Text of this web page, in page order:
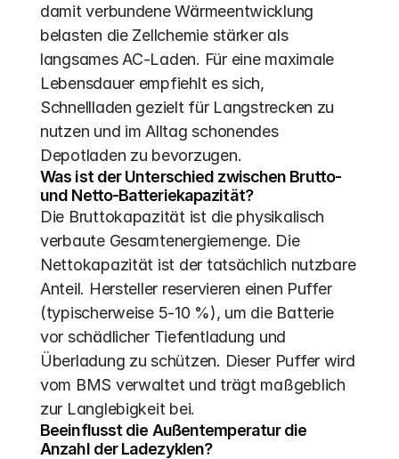
damit verbundene Wärmeentwicklung
belasten die Zellchemie stärker als
langsames AC-Laden. Für eine maximale
Lebensdauer empfiehlt es sich,
Schnellladen gezielt für Langstrecken zu
nutzen und im Alltag schonendes
Depotladen zu bevorzugen.
Was ist der Unterschied zwischen Brutto-
und Netto-Batteriekapazität?
Die Bruttokapazität ist die physikalisch
verbaute Gesamtenergiemenge. Die
Nettokapazität ist der tatsächlich nutzbare
Anteil. Hersteller reservieren einen Puffer
(typischerweise 5-10 %), um die Batterie
vor schädlicher Tiefentladung und
Überladung zu schützen. Dieser Puffer wird
vom BMS verwaltet und trägt maßgeblich
zur Langlebigkeit bei.
Beeinflusst die Außentemperatur die
Anzahl der Ladezyklen?